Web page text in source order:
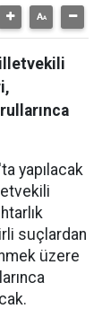
yapılacak
suçlardan
üzere